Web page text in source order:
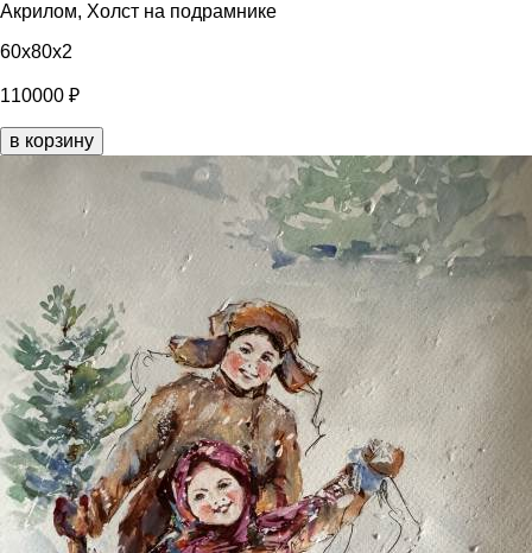
Акрилом, Холст на подрамнике
60x80x2
110000 ₽
в корзину